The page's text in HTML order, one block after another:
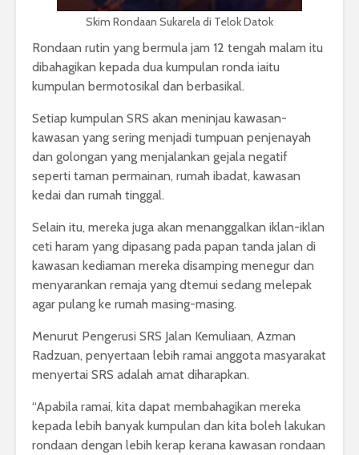
Skim Rondaan Sukarela di Telok Datok
Rondaan rutin yang bermula jam 12 tengah malam itu
dibahagikan kepada dua kumpulan ronda iaitu
kumpulan bermotosikal dan berbasikal.
Setiap kumpulan SRS akan meninjau kawasan-
kawasan yang sering menjadi tumpuan penjenayah
dan golongan yang menjalankan gejala negatif
seperti taman permainan, rumah ibadat, kawasan
kedai dan rumah tinggal.
Selain itu, mereka juga akan menanggalkan iklan-iklan
ceti haram yang dipasang pada papan tanda jalan di
kawasan kediaman mereka disamping menegur dan
menyarankan remaja yang dtemui sedang melepak
agar pulang ke rumah masing-masing.
Menurut Pengerusi SRS Jalan Kemuliaan, Azman
Radzuan, penyertaan lebih ramai anggota masyarakat
menyertai SRS adalah amat diharapkan.
“Apabila ramai, kita dapat membahagikan mereka
kepada lebih banyak kumpulan dan kita boleh lakukan
rondaan dengan lebih kerap kerana kawasan rondaan